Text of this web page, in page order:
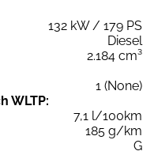
132 kW / 179 PS
Diesel
2.184 cm³
1 (None)
WLTP:
7,1 l/100km
185 g/km
G